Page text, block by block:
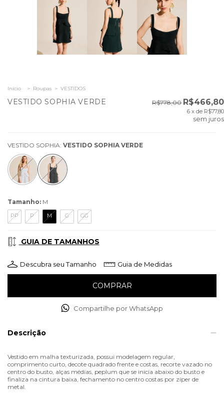
Início > Roupas > VESTIDOS
VESTIDO SOPHIA VERDE R$778,00 R$466,80
6 x de R$77,80
sem juros
VESTIDO SOPHIA: VESTIDO SOPHIA VERDE
Tamanho: M
PP P M G GG
GUIA DE TAMANHOS
Descubra seu Tamanho Guia de Medidas
Compartilhe por WhatsApp
Descrição
Vestido em malha texturizada, possui modelagem regular,
comprimento curto, decote quadrado frente e costas, recorte vazado no
centro do busto, alças médias, peplum que se inicia abaixo do busto e
finaliza na cintura baixa, fechamento no centro costas por zíper de
metal.